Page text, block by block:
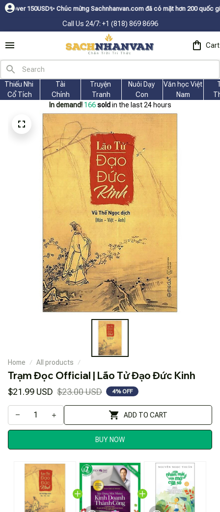
Sachnhanvan.com đã có mặt hơn 200 quốc gia như Mỹ, Canada, Úc,
Call Us 24/7: +1 (818) 869 8696
Cart
Thiếu Nhi
Cổ Tích
Tài
Chính
Truyện
Tranh
Nuôi Dạy
Con
Văn học Việt
Nam
In demand! 170 sold in the last 24 hours
Home All products
Trạm Đọc Official | Lão Tử Đạo Đức Kinh
$21.99 USD $23.00 USD 4% OFF
ADD TO CART
BUY NOW